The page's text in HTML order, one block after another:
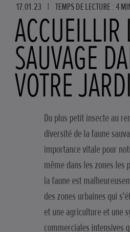
17.01.23 | TEMPS DE LECTURE : 4
ACCUEILLIR
SAUVAGE
VOTRE
Du plus petit insecte au
diversité de la faune
importance vitale pour
même dans les zones les
la faune est
des zones urbaines qui
et une agriculture et une
commerciales intensives